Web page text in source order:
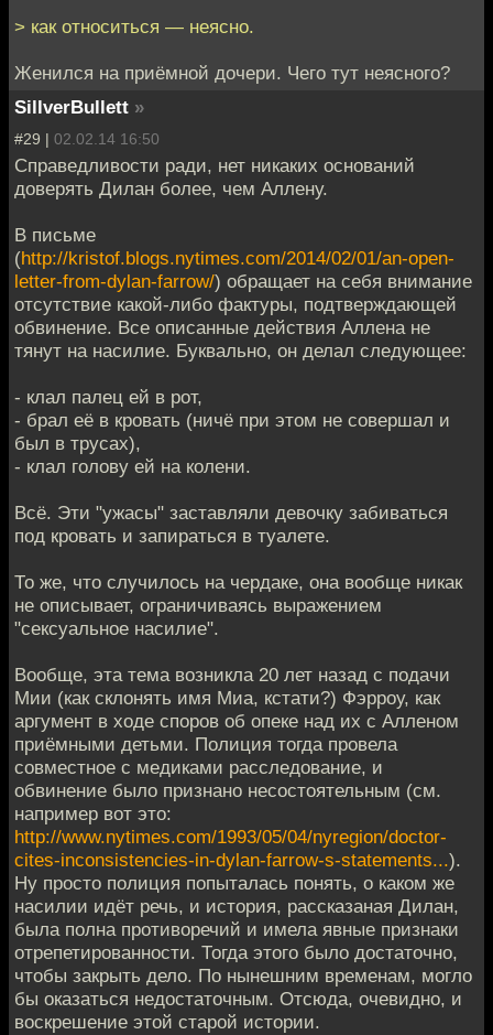
> как относиться — неясно.
Женился на приёмной дочери. Чего тут неясного?
SillverBullett »
#29 | 02.02.14 16:50
Справедливости ради, нет никаких оснований
доверять Дилан более, чем Аллену.
В письме
(http://kristof.blogs.nytimes.com/2014/02/01/an-open-
letter-from-dylan-farrow/) обращает на себя внимание
отсутствие какой-либо фактуры, подтверждающей
обвинение. Все описанные действия Аллена не
тянут на насилие. Буквально, он делал следующее:
- клал палец ей в рот,
- брал её в кровать (ничё при этом не совершал и
был в трусах),
- клал голову ей на колени.
Всё. Эти "ужасы" заставляли девочку забиваться
под кровать и запираться в туалете.
То же, что случилось на чердаке, она вообще никак
не описывает, ограничиваясь выражением
"сексуальное насилие".
Вообще, эта тема возникла 20 лет назад с подачи
Мии (как склонять имя Миа, кстати?) Фэрроу, как
аргумент в ходе споров об опеке над их с Алленом
приёмными детьми. Полиция тогда провела
совместное с медиками расследование, и
обвинение было признано несостоятельным (см.
например вот это:
http://www.nytimes.com/1993/05/04/nyregion/doctor-
cites-inconsistencies-in-dylan-farrow-s-statements...).
Ну просто полиция попыталась понять, о каком же
насилии идёт речь, и история, рассказаная Дилан,
была полна противоречий и имела явные признаки
отрепетированности. Тогда этого было достаточно,
чтобы закрыть дело. По нынешним временам, могло
бы оказаться недостаточным. Отсюда, очевидно, и
воскрешение этой старой истории.